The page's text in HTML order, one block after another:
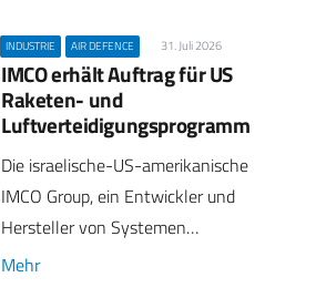
INDUSTRIE AIR DEFENCE 31. Juli 2026
IMCO erhält Auftrag für US
Raketen- und
Luftverteidigungsprogramm
Die israelische-US-amerikanische
IMCO Group, ein Entwickler und
Hersteller von Systemen…
Mehr